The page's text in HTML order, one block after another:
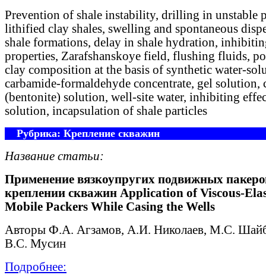
Prevention of shale instability, drilling in unstable
lithified clay shales, swelling and spontaneous
shale formations, delay in shale hydration,
properties, Zarafshanskoye field, flushing fluids,
clay composition at the basis of synthetic water-
carbamide-formaldehyde concentrate, gel solution,
(bentonite) solution, well-site water, inhibiting
solution, incapsulation of shale particles
Рубрика: Крепление скважин
Название статьи:
Применение вязкоупругих подвижных
креплении скважин Application of Viscous-
Mobile Packers While Casing the Wells
Авторы Ф.А. Агзамов, А.И. Николаев, М.С.
В.С. Мусин
Подробнее: